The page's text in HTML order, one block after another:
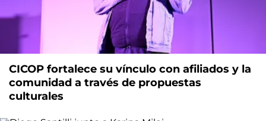
CICOP fortalece su vínculo con afiliados y la
comunidad a través de propuestas
culturales